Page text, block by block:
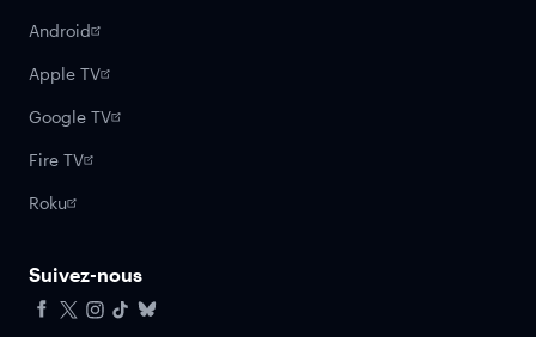
Android
Apple TV
Google TV
Fire TV
Roku
Suivez-nous